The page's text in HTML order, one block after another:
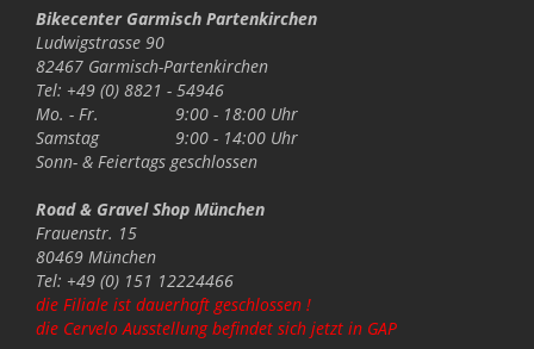
Bikecenter Garmisch Partenkirchen
Ludwigstrasse 90
82467 Garmisch-Partenkirchen
Tel: +49 (0) 8821 - 54946
Mo. - Fr.
9:00 - 18:00 Uhr
Samstag
9:00 - 14:00 Uhr
Sonn- & Feiertags geschlossen
Road & Gravel Shop München
Frauenstr. 15
80469 München
Tel: +49 (0) 151 12224466
die Filiale ist dauerhaft geschlossen !
die Cervelo Ausstellung befindet sich jetzt in GAP